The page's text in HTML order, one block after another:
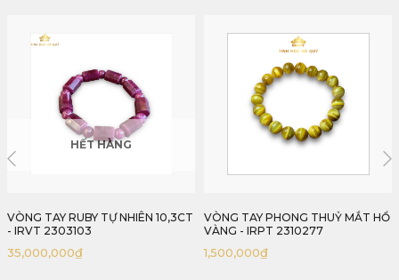
VÒNG TAY PHONG THUỶ MẮT HỔ
VÀNG - IRPT 2310277
1,500,000₫
VÒNG TAY THẠCH ANH TÓC ĐỎ -
IRPT 2310388
5,044,000₫